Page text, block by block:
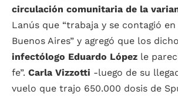
circulación comunitaria de la
Lanús que “trabaja y se contagió
Buenos Aires” y agregó que los
infectólogo Eduardo López le
fe”. Carla Vizzotti -luego de su
vuelo que trajo 650.000 dosis de